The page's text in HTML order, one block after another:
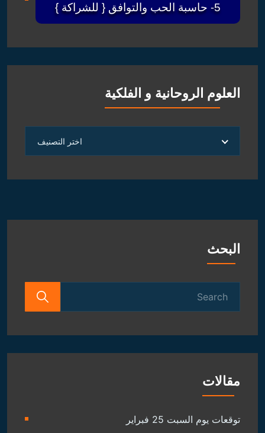
5- حاسبة الحب والتوافق { للشراكة }
العلوم الروحانية و الفلكية
الروحانية
الفلكية
اختر التصنيف
البحث
مقالات
توقعات يوم السبت 25 فبراير